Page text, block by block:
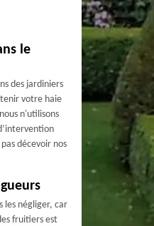
le
des jardiniers
votre haie
n'utilisons
décevoir nos
les négliger, car
fruitiers est